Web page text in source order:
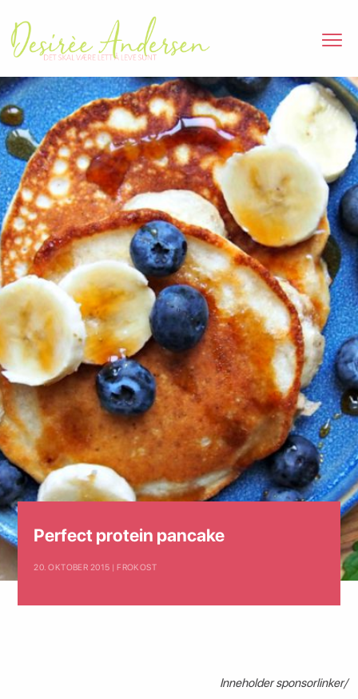
Perfect protein pancake
20. OKTOBER 2015 | FROKOST
Inneholder sponsorlinker/